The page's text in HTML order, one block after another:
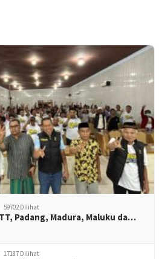
59702 Dilihat
Padang, Madura, Maluku da…
17187 Dilihat